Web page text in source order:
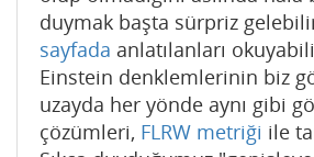
duymak başta sürpriz
sayfada anlatılanları
Einstein denklemlerinin biz
uzayda her yönde aynı gibi
çözümleri, FLRW metriği ile